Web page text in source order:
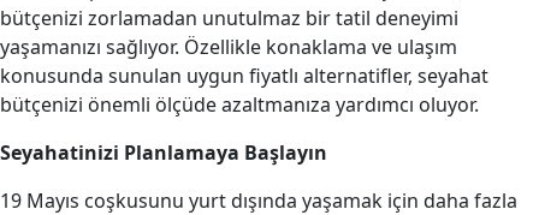
bütçenizi zorlamadan unutulmaz bir tatil deneyimi
yaşamanızı sağlıyor. Özellikle konaklama ve ulaşım
konusunda sunulan uygun fiyatlı alternatifler, seyahat
bütçenizi önemli ölçüde azaltmanıza yardımcı oluyor.
Seyahatinizi Planlamaya Başlayın
19 Mayıs coşkusunu yurt dışında yaşamak için daha fazla